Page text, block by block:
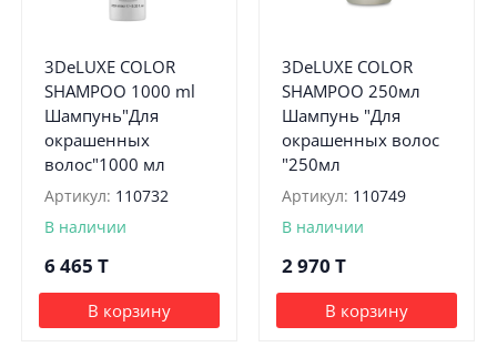
3DeLUXE COLOR
SHAMPOO 1000 ml
Шампунь"Для
окрашенных
волос"1000 мл
Артикул: 110732
В наличии
6 465 T
В корзину
3DeLUXE COLOR
SHAMPOO 250мл
Шампунь "Для
окрашенных волос
"250мл
Артикул: 110749
В наличии
2 970 T
В корзину